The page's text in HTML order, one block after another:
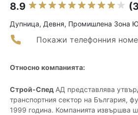
8.9
Дупница, Девня, Промишлена Зона
Покажи телефонния
Относно компанията:
Строй-Спед АД представлява
транспортния сектор на България,
1999 година. Компанията извършва